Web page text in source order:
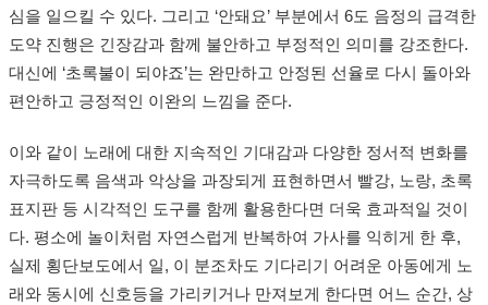
심을 일으킬 수 있다. 그리고 ‘안돼요’ 부분에서 6도 음정의 급격한
도약 진행은 긴장감과 함께 불안하고 부정적인 의미를 강조한다.
대신에 ‘초록불이 되야죠’는 완만하고 안정된 선율로 다시 돌아와
편안하고 긍정적인 이완의 느낌을 준다.
이와 같이 노래에 대한 지속적인 기대감과 다양한 정서적 변화를
자극하도록 음색과 악상을 과장되게 표현하면서 빨강, 노랑, 초록
표지판 등 시각적인 도구를 함께 활용한다면 더욱 효과적일 것이
다. 평소에 놀이처럼 자연스럽게 반복하여 가사를 익히게 한 후,
실제 횡단보도에서 일, 이 분조차도 기다리기 어려운 아동에게 노
래와 동시에 신호등을 가리키거나 만져보게 한다면 어느 순간, 상